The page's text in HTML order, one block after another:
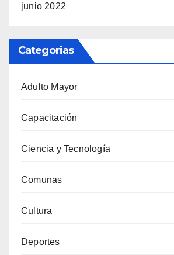
junio 2022
Categorias
Adulto Mayor
Capacitación
Ciencia y Tecnología
Comunas
Cultura
Deportes